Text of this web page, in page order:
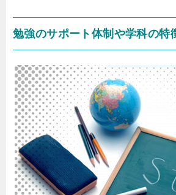
勉強のサポート体制や学科の特